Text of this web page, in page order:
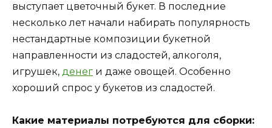
выступает цветочный букет. В последние
несколько лет начали набирать популярность
нестандартные композиции букетной
направленности из сладостей, алкоголя,
игрушек, денег и даже овощей. Особенно
хороший спрос у букетов из сладостей.
Какие материалы потребуются для сборки: